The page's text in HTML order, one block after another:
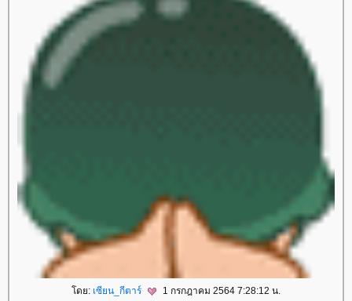
ดย: เซียน_กีตาร์ 1 กรกฎาคม 2564 7:28:12 น.